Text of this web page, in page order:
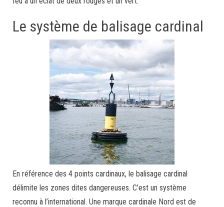
Le système de balisage cardinal
En référence des 4 points cardinaux, le balisage cardinal
délimite les zones dites dangereuses. C’est un système
reconnu à l’international. Une marque cardinale Nord est de